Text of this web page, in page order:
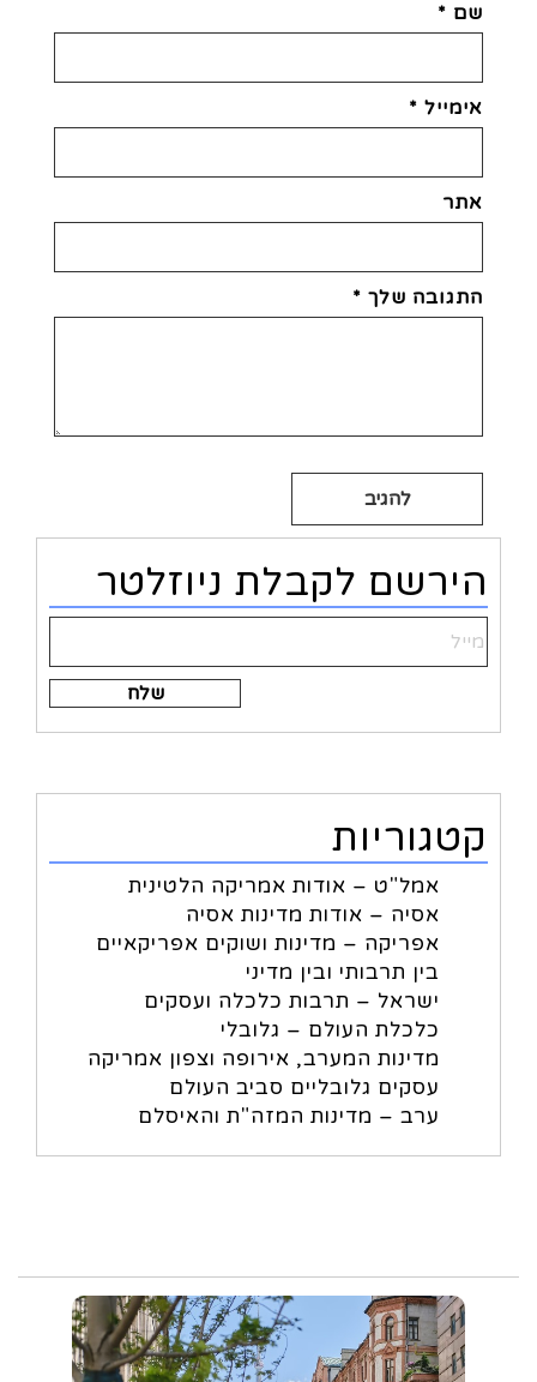
שם *
אימייל *
אתר
התגובה שלך *
הירשם לקבלת ניוזלטר
Alternative:
קטגוריות
אמל"ט – אודות אמריקה הלטינית
אסיה – אודות מדינות אסיה
אפריקה – מדינות ושוקים אפריקאיים
בין תרבותי ובין מדיני
ישראל – תרבות כלכלה ועסקים
כלכלת העולם – גלובלי
מדינות המערב, אירופה וצפון אמריקה
עסקים גלובליים סביב העולם
ערב – מדינות המזה"ת והאיסלם